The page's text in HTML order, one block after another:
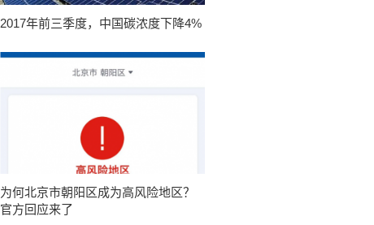
2017年前三季度，中国碳浓度下降4%
为何北京市朝阳区成为高风险地区？
官方回应来了